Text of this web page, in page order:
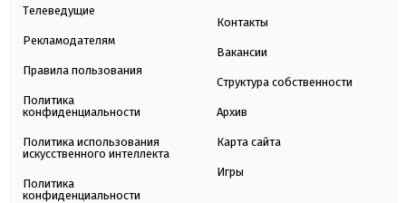
Телеведущие
Рекламодателям
Правила пользования
Политика
конфиденциальности
Политика использования
искусственного интеллекта
Политика
конфиденциальности
Контакты
Вакансии
Структура собственности
Архив
Карта сайта
Игры